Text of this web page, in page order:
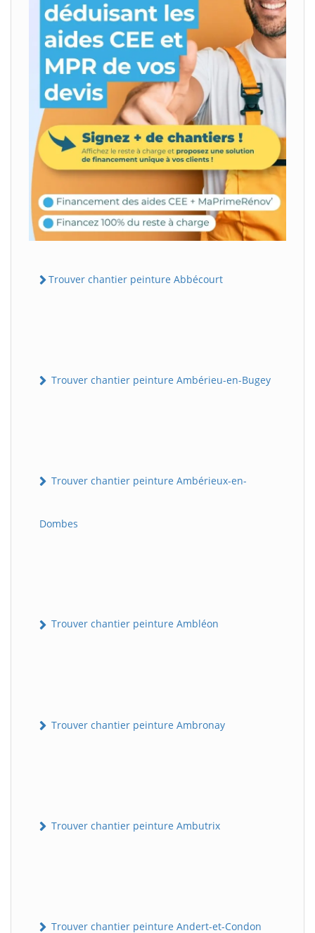
Trouver chantier peinture Abbécourt
Trouver chantier peinture Ambérieu-en-Bugey
Trouver chantier peinture Ambérieux-en-
Dombes
Trouver chantier peinture Ambléon
Trouver chantier peinture Ambronay
Trouver chantier peinture Ambutrix
Trouver chantier peinture Andert-et-Condon